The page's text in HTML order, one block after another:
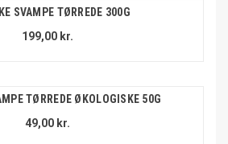
SVAMPE TØRREDE 300G
199,00 kr.
TØRREDE ØKOLOGISKE 50G
49,00 kr.